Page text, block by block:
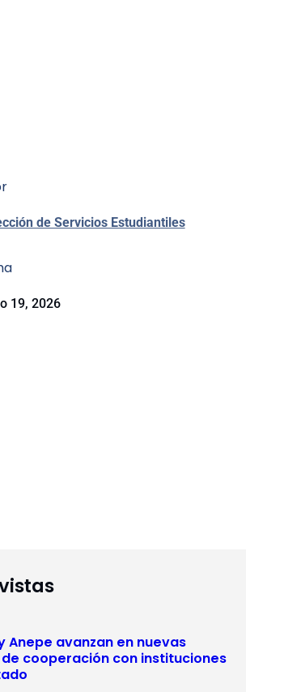
de Servicios Estudiantiles
19, 2026
Anepe avanzan en nuevas
cooperación con instituciones